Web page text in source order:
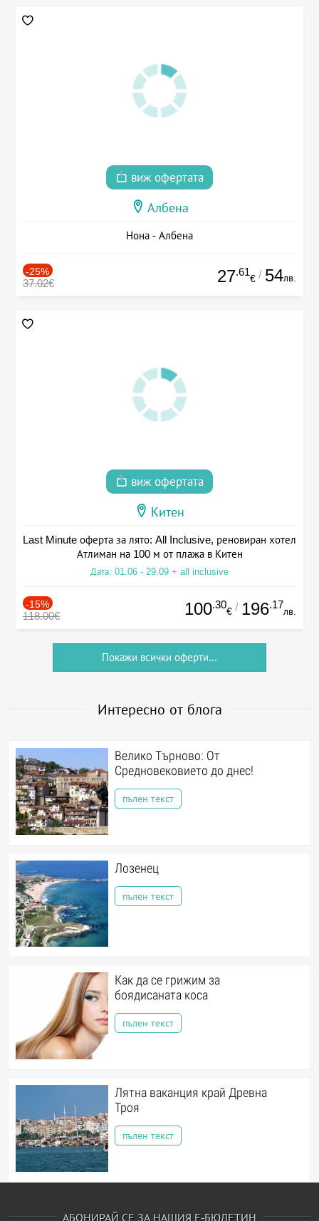
виж офертата
Албена
Нона - Албена
-25%
37.02€ 27.61
€ / 54лв.
виж офертата
Китен
Last Minute оферта за лято: All Inclusive, реновиран хотел
Атлиман на 100 м от плажа в Китен
Дата: 01.06 - 29.09 + all inclusive
-15%
118.00€ 100.30
€ / 196.17
лв.
Покажи всички оферти...
Интересно от блога
Велико Търново: От
Средновековието до днес!
пълен текст
Лозенец
пълен текст
Как да се грижим за
боядисаната коса
пълен текст
Лятна ваканция край Древна
Троя
пълен текст
АБОНИРАЙ СЕ ЗА НАШИЯ Е-БЮЛЕТИН